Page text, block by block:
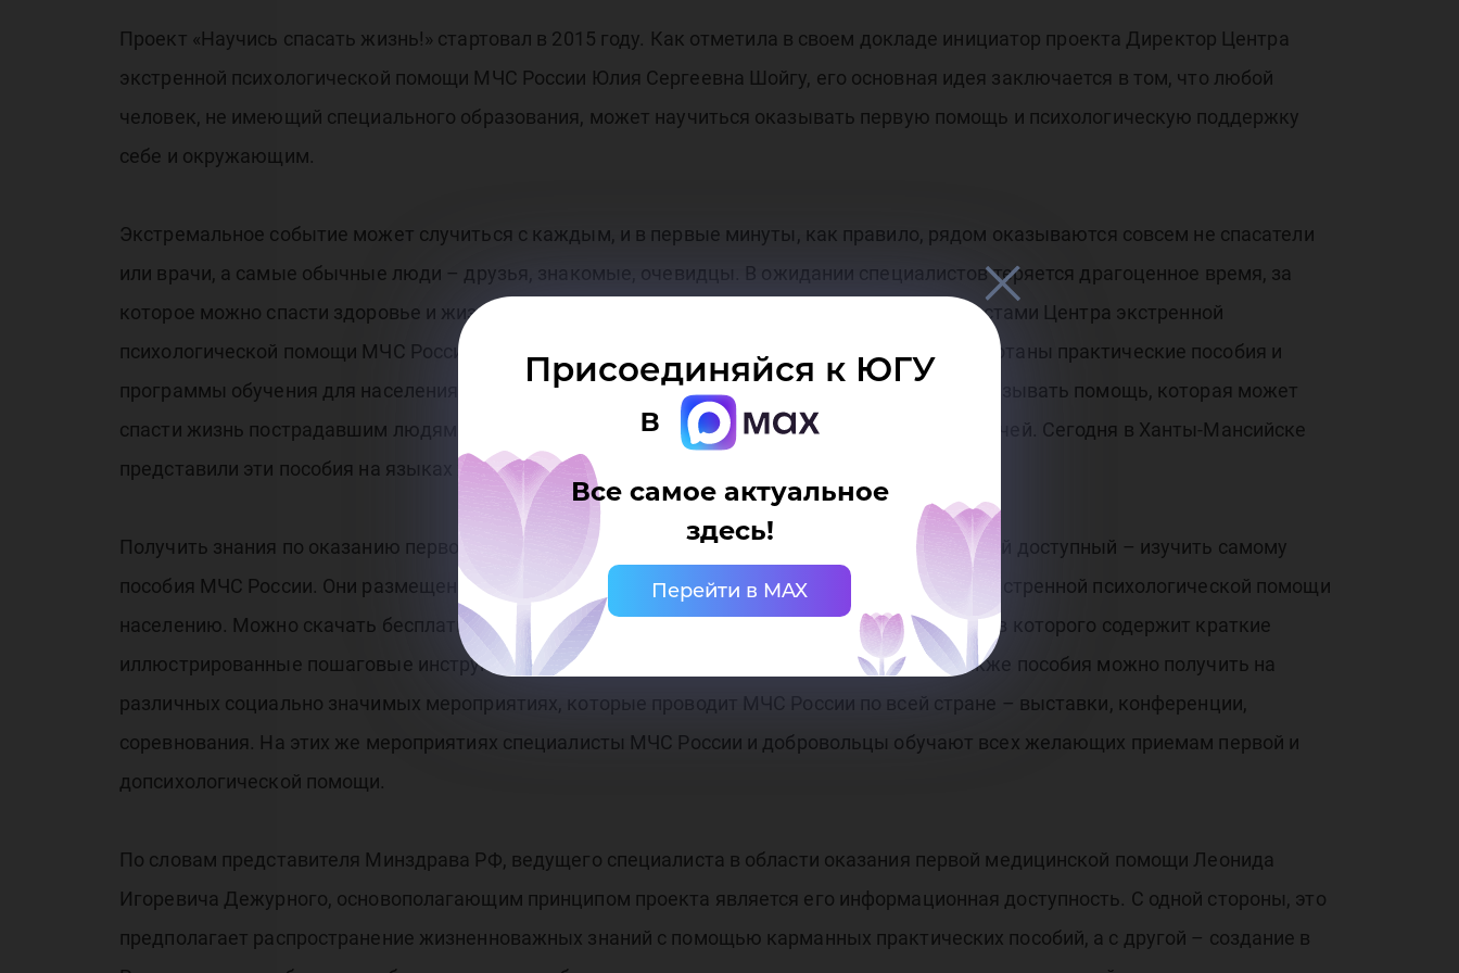
Присоединяйся к ЮГУ
в
Все самое актуальное
здесь!
Перейти в MAX
Проект «Научись спасать жизнь!» стартовал в 2015 году. Как отметила в своем докладе инициатор проекта Директор Центра
экстренной психологической помощи МЧС России Юлия Сергеевна Шойгу, его основная идея заключается в том, что любой
человек, не имеющий специального образования, может научиться оказывать первую помощь и психологическую поддержку
себе и окружающим.
Экстремальное событие может случиться с каждым, и в первые минуты, как правило, рядом оказываются совсем не спасатели
или врачи, а самые обычные люди – друзья, знакомые, очевидцы. В ожидании специалистов теряется драгоценное время, за
которое можно спасти здоровье и жизнь - свою или человека, который пострадал. Специалистами Центра экстренной
психологической помощи МЧС России при поддержке Министерства здравоохранения разработаны практические пособия и
программы обучения для населения, позволяющие в простой и понятной форме научиться оказывать помощь, которая может
спасти жизнь пострадавшим людям до приезда профессиональных спасательных служб и врачей. Сегодня в Ханты-Мансийске
представили эти пособия на языках хантов и манси.
Получить знания по оказанию первой помощи можно несколькими способами. Первый и самый доступный – изучить самому
пособия МЧС России. Они размещены на сайтах министерства и Интернет-службы оказания экстренной психологической помощи
населению. Можно скачать бесплатное приложение «Мобильный спасатель», один из разделов которого содержит краткие
иллюстрированные пошаговые инструкции, как действовать в экстремальной ситуации. Также пособия можно получить на
различных социально значимых мероприятиях, которые проводит МЧС России по всей стране – выставки, конференции,
соревнования. На этих же мероприятиях специалисты МЧС России и добровольцы обучают всех желающих приемам первой и
допсихологической помощи.
По словам представителя Минздрава РФ, ведущего специалиста в области оказания первой медицинской помощи Леонида
Игоревича Дежурного, основополагающим принципом проекта является его информационная доступность. С одной стороны, это
предполагает распространение жизненноважных знаний с помощью карманных практических пособий, а с другой – создание в